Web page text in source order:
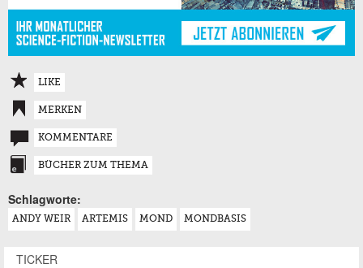
LIKE
MERKEN
KOMMENTARE
BÜCHER ZUM THEMA
Schlagworte:
ANDY WEIR ARTEMIS MOND MONDBASIS
TICKER